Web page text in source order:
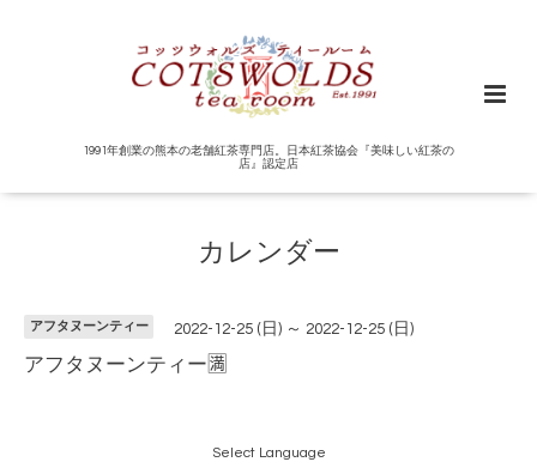
1991年創業の熊本の老舗紅茶専門店。日本紅茶協会『美味しい紅茶の
店』認定店
カレンダー
アフタヌーンティー 2022-12-25 (日) ～ 2022-12-25 (日)
アフタヌーンティー🈵
Select Language